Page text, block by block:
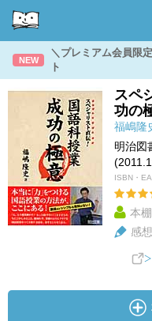
NEW
＼プレミアム会員限
ト
スペ
功の
福嶋隆
明治図
ISBN・
本
感